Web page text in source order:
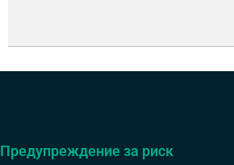
Предупреждение за риск